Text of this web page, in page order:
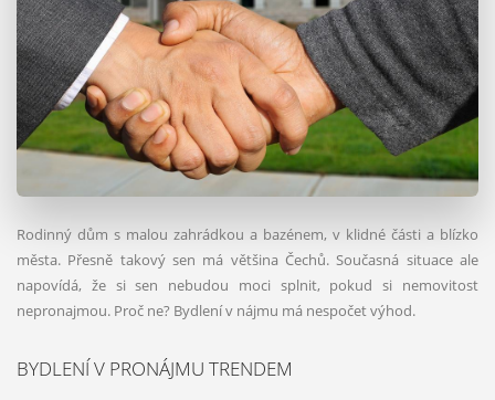
Rodinný dům s malou zahrádkou a bazénem, v klidné části a blízko
města. Přesně takový sen má většina Čechů. Současná situace ale
napovídá, že si sen nebudou moci splnit, pokud si nemovitost
nepronajmou. Proč ne? Bydlení v nájmu má nespočet výhod.
BYDLENÍ V PRONÁJMU TRENDEM